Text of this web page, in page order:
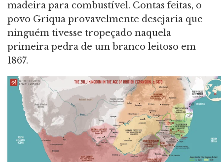
madeira para combustível. Contas feitas, o
povo Griqua provavelmente desejaria que
ninguém tivesse tropeçado naquela
primeira pedra de um branco leitoso em
1867.